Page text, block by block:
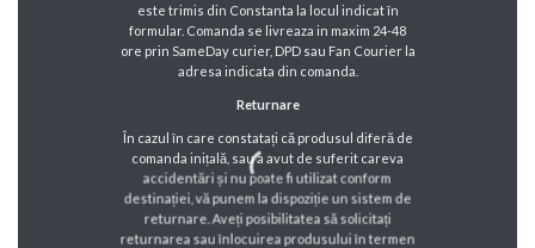
este trimis din Constanta la locul indicat în
formular. Comanda se livreaza in maxim 24-48
ore prin SameDay curier, DPD sau Fan Courier la
adresa indicata din comanda.
Returnare
În cazul în care constatați că produsul diferă de
comanda inițală, sau a avut de suferit careva
accidentări și nu poate fi utilizat conform
destinației, vă punem la dispoziție un sistem de
returnare. Aveți posibilitatea să solicitați
returnarea sau înlocuirea produsului în termen